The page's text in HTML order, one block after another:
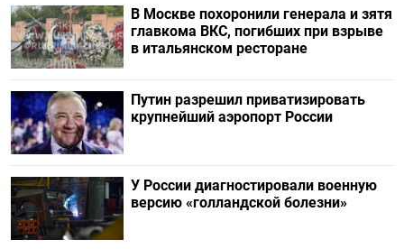
В Москве похоронили генерала и зятя
главкома ВКС, погибших при взрыве
в итальянском ресторане
Путин разрешил приватизировать
крупнейший аэропорт России
У России диагностировали военную
версию «голландской болезни»